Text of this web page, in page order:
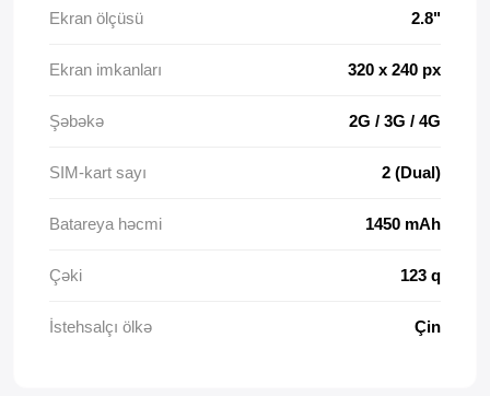
Ekran ölçüsü 2.8"
Ekran imkanları 320 x 240 px
Şəbəkə 2G / 3G / 4G
SIM-kart sayı 2 (Dual)
Batareya həcmi 1450 mAh
Çəki 123 q
İstehsalçı ölkə Çin